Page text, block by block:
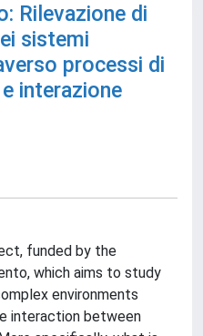
Rilevazione di
sistemi
processi di
interazione
funded by the
which aims to study
environments
interaction between